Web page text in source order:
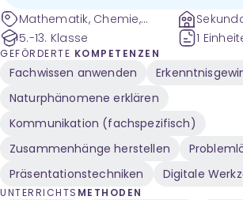
Mathematik, Chemie,
Physik, Informatik,
Naturwissenschaften,
Biologie
5.-13. Klasse
1
GEFÖRDERTE KOMPETENZEN
Fachwissen anwenden
Naturphänomene erklären
Kommunikation (fachspezifisch)
Zusammenhänge herstellen
Präsentationstechniken
Digitale
UNTERRICHTS METHODEN